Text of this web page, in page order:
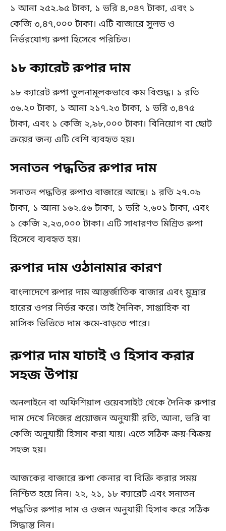
১ আনা ২৫২.৯৫ টাকা, ১ ভরি ৪,০৪৭ টাকা, এবং ১
কেজি ৩,৪৭,০০০ টাকা। এটি বাজারে সুলভ ও
নির্ভরযোগ্য রুপা হিসেবে পরিচিত।
১৮ ক্যারেট রুপার দাম
১৮ ক্যারেট রুপা তুলনামূলকভাবে কম বিশুদ্ধ। ১ রতি
৩৬.২০ টাকা, ১ আনা ২১৭.২৩ টাকা, ১ ভরি ৩,৪৭৫
টাকা, এবং ১ কেজি ২,৯৮,০০০ টাকা। বিনিয়োগ বা ছোট
ক্রয়ের জন্য এটি বেশি ব্যবহৃত হয়।
সনাতন পদ্ধতির রুপার দাম
সনাতন পদ্ধতির রুপাও বাজারে আছে। ১ রতি ২৭.০৯
টাকা, ১ আনা ১৬২.৫৬ টাকা, ১ ভরি ২,৬০১ টাকা, এবং
১ কেজি ২,২৩,০০০ টাকা। এটি সাধারণত মিশ্রিত রুপা
হিসেবে ব্যবহৃত হয়।
রুপার দাম ওঠানামার কারণ
বাংলাদেশে রুপার দাম আন্তর্জাতিক বাজার এবং মুদ্রার
হারের ওপর নির্ভর করে। তাই দৈনিক, সাপ্তাহিক বা
মাসিক ভিত্তিতে দাম কমে-বাড়তে পারে।
রুপার দাম যাচাই ও হিসাব করার
সহজ উপায়
অনলাইনে বা অফিশিয়াল ওয়েবসাইট থেকে দৈনিক রুপার
দাম দেখে নিজের প্রয়োজন অনুযায়ী রতি, আনা, ভরি বা
কেজি অনুযায়ী হিসাব করা যায়। এতে সঠিক ক্রয়-বিক্রয়
সহজ হয়।
আজকের বাজারে রুপা কেনার বা বিক্রি করার সময়
নিশ্চিত হয়ে নিন। ২২, ২১, ১৮ ক্যারেট এবং সনাতন
পদ্ধতির রুপার দাম ও ওজন অনুযায়ী হিসাব করে সঠিক
সিদ্ধান্ত নিন।